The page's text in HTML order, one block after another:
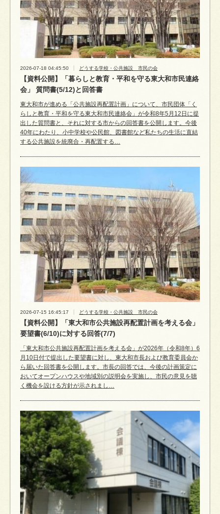
2026-07-18 04:45:50 どうする学校・公共施設 市民の会
【資料公開】「暮らしと教育・平和を守る東大和市民連絡
会」 質問書(5/12)と回答書
東大和市が進める「公共施設再配置計画」について、市民団体「く
らしと教育・平和を守る東大和市民連絡会」が令和8年5月12日に提
出した質問書と、それに対する市からの回答書を公開します。今後
40年にわたり、小中学校や公民館、図書館など私たちの生活に直結
する公共施設を統廃合・再配置する…
2026-07-15 16:45:17 どうする学校・公共施設 市民の会
【資料公開】「東大和市公共施設再配置計画を考える会」
要望書(6/10)に対する回答(7/7)
「東大和市公共施設再配置計画を考える会」が2026年（令和8年）6
月10日付で提出した要望書に対し、東大和市長および教育委員会か
ら届いた回答書を公開します。市長の回答では、今後の計画策定に
おいてオープンハウスや地域別の説明会を実施し、市民の意見を聴
く機会を設ける方針が示されまし…